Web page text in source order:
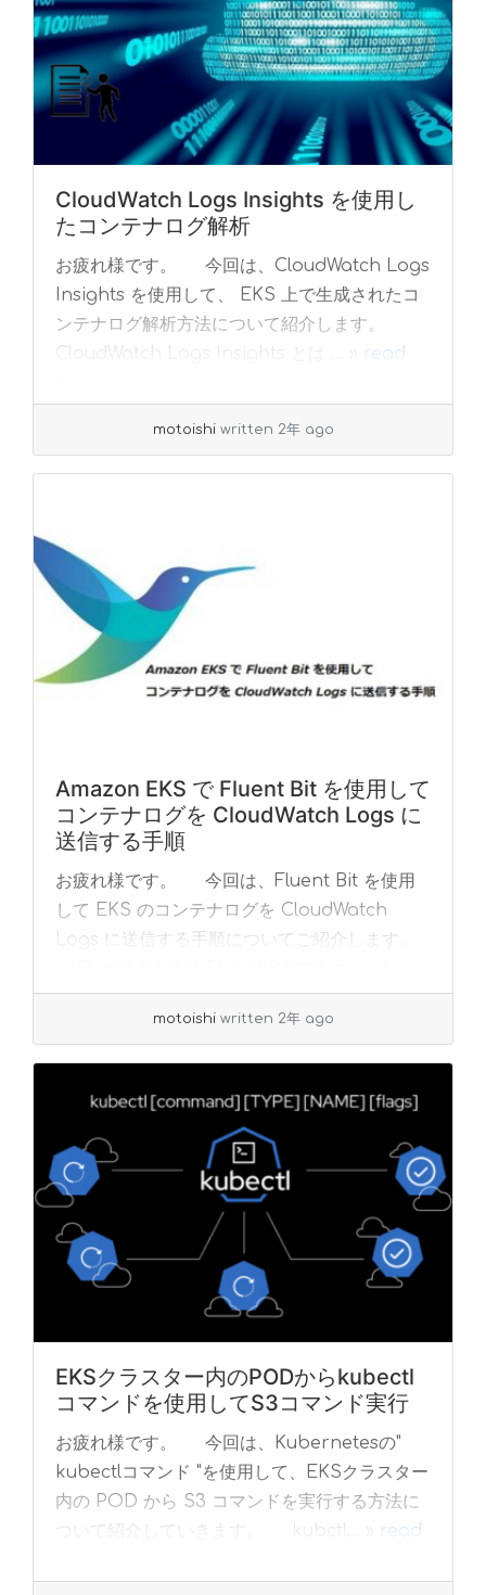
CloudWatch Logs Insights を使用し
たコンテナログ解析
お疲れ様です。 今回は、CloudWatch Logs
Insights を使用して、 EKS 上で生成されたコ
ンテナログ解析方法について紹介します。
CloudWatch Logs Insights とは ... »
read
motoishi written 2年 ago
Amazon EKS で Fluent Bit を使用して
コンテナログを CloudWatch Logs に
送信する手順
お疲れ様です。 今回は、Fluent Bit を使用
して EKS のコンテナログを CloudWatch
Logs に送信する手順についてご紹介します。
read more
motoishi written 2年 ago
EKSクラスター内のPODからkubectl
コマンドを使用してS3コマンド実行
お疲れ様です。 今回は、Kubernetesの"
kubectlコマンド "を使用して、EKSクラスター
内の POD から S3 コマンドを実行する方法に
ついて紹介していきます。 kubctl... »
read